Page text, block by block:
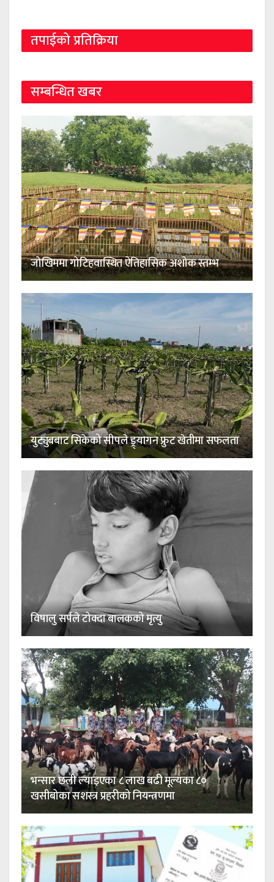
तपाईको प्रतिक्रिया
सम्बन्धित खबर
जोखिममा गोटिहवास्थित ऐतिहासिक अशोक स्तम्भ
युट्युबबाट सिकेको सीपले ड्र्यागन फ्रुट खेतीमा सफलता
विषालु सर्पले टोक्दा बालकको मृत्यु
भन्सार छली ल्याइएका ८ लाख बढी मूल्यका ८०
खसीबोका सशस्त्र प्रहरीको नियन्त्रणमा